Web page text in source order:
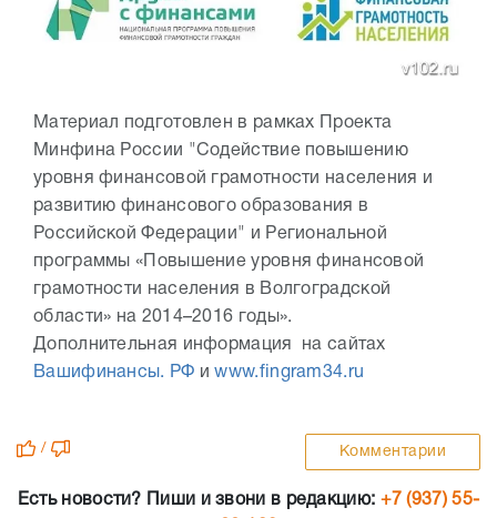
Материал подготовлен в рамках Проекта
Минфина России "Содействие повышению
уровня финансовой грамотности населения и
развитию финансового образования в
Российской Федерации" и Региональной
программы «Повышение уровня финансовой
грамотности населения в Волгоградской
области» на 2014–2016 годы».
Дополнительная информация на сайтах
Вашифинансы. РФ иwww.fingram34.ru
/ Комментарии
Есть новости? Пиши и звони в редакцию: +7 (937) 55-